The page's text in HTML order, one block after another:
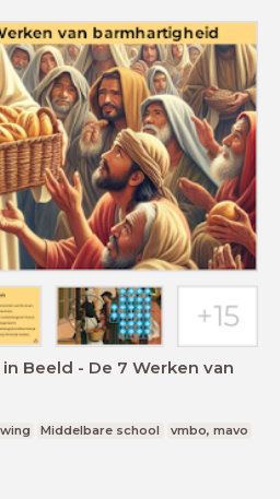
Beeld - De 7 Werken van
Middelbare school
vmbo, mavo